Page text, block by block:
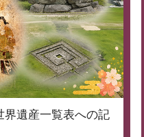
界遺産一覧表への記